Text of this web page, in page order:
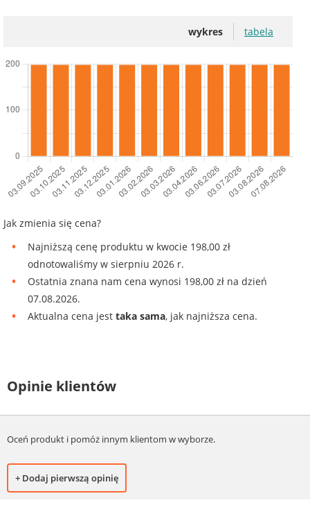
wykres tabela
Jak zmienia się cena?
Najniższą cenę produktu w kwocie 198,00 zł
odnotowaliśmy w sierpniu 2026 r.
Ostatnia znana nam cena wynosi 198,00 zł na dzień
07.08.2026.
Aktualna cena jest taka sama, jak najniższa cena.
Opinie klientów
Oceń produkt i pomóż innym klientom w wyborze.
+ Dodaj pierwszą opinię